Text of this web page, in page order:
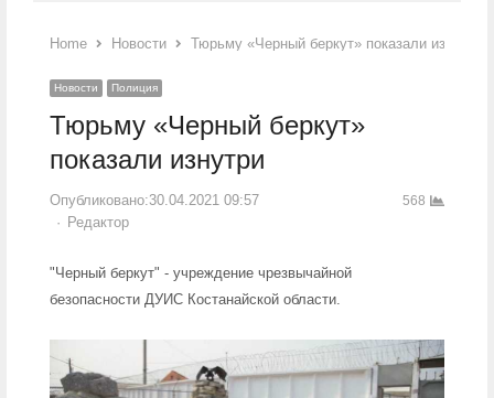
Home Новости Тюрьму «Черный беркут» показали изнутри
Новости Полиция
Тюрьму «Черный беркут»
показали изнутри
Опубликовано:30.04.2021 09:57
Author
Редактор
568
"Черный беркут" - учреждение чрезвычайной
безопасности ДУИС Костанайской области.